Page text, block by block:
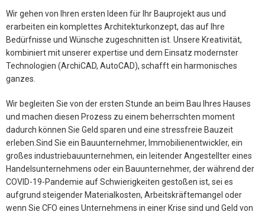
Wir gehen von Ihren ersten Ideen für Ihr Bauprojekt aus und
erarbeiten ein komplettes Architekturkonzept, das auf Ihre
Bedürfnisse und Wünsche zugeschnitten ist. Unsere Kreativität,
kombiniert mit unserer expertise und dem Einsatz modernster
Technologien (ArchiCAD, AutoCAD), schafft ein harmonisches
ganzes.
Wir begleiten Sie von der ersten Stunde an beim Bau Ihres Hauses
und machen diesen Prozess zu einem beherrschten moment
dadurch können Sie Geld sparen und eine stressfreie Bauzeit
erleben.Sind Sie ein Bauunternehmer, Immobilienentwickler, ein
großes industriebauunternehmen, ein leitender Angestellter eines
Handelsunternehmens oder ein Bauunternehmer, der während der
COVID-19-Pandemie auf Schwierigkeiten gestoßen ist, sei es
aufgrund steigender Materialkosten, Arbeitskräftemangel oder
wenn Sie CFO eines Unternehmens in einer Krise sind und Geld von